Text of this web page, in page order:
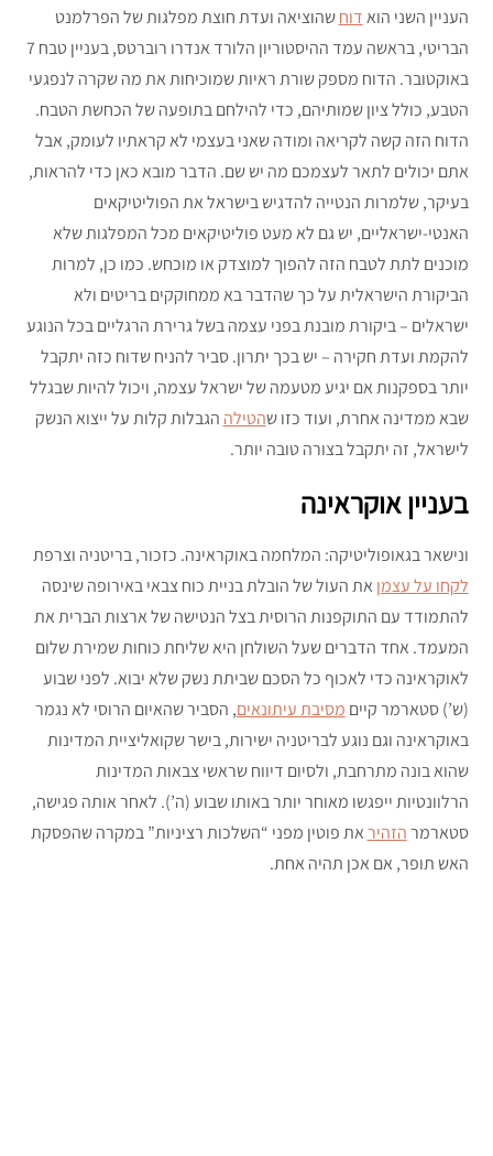
העניין השני הואדוחשהוציאה ועדת חוצת מפלגות של הפרלמנט
הבריטי, בראשה עמד ההיסטוריון הלורד אנדרו רוברטס, בעניין טבח 7
באוקטובר. הדוח מספק שורת ראיות שמוכיחות את מה שקרה לנפגעי
הטבע, כולל ציון שמותיהם, כדי להילחם בתופעה של הכחשת הטבח.
הדוח הזה קשה לקריאה ומודה שאני בעצמי לא קראתיו לעומק, אבל
אתם יכולים לתאר לעצמכם מה יש שם. הדבר מובא כאן כדי להראות,
בעיקר, שלמרות הנטייה להדגיש בישראל את הפוליטיקאים
האנטי-ישראליים, יש גם לא מעט פוליטיקאים מכל המפלגות שלא
מוכנים לתת לטבח הזה להפוך למוצדק או מוכחש. כמו כן, למרות
הביקורת הישראלית על כך שהדבר בא ממחוקקים בריטים ולא
ישראלים – ביקורת מובנת בפני עצמה בשל גרירת הרגליים בכל הנוגע
להקמת ועדת חקירה – יש בכך יתרון. סביר להניח שדוח כזה יתקבל
יותר בספקנות אם יגיע מטעמה של ישראל עצמה, ויכול להיות שבגלל
שבא ממדינה אחרת, ועוד כזו שהטילה הגבלות קלות על ייצוא הנשק
לישראל, זה יתקבל בצורה טובה יותר.
בעניין אוקראינה
ונישאר בגאופוליטיקה: המלחמה באוקראינה. כזכור, בריטניה וצרפת
לקחו על עצמן את העול של הובלת בניית כוח צבאי באירופה שינסה
להתמודד עם התוקפנות הרוסית בצל הנטישה של ארצות הברית את
המעמד. אחד הדברים שעל השולחן היא שליחת כוחות שמירת שלום
לאוקראינה כדי לאכוף כל הסכם שביתת נשק שלא יבוא. לפני שבוע
(ש’) סטארמר קיים מסיבת עיתונאים, הסביר שהאיום הרוסי לא נגמר
באוקראינה וגם נוגע לבריטניה ישירות, בישר שקואליציית המדינות
שהוא בונה מתרחבת, ולסיום דיווח שראשי צבאות המדינות
הרלוונטיות ייפגשו מאוחר יותר באותו שבוע (ה’). לאחר אותה פגישה,
סטארמרהזהיראת פוטין מפני “השלכות רציניות” במקרה שהפסקת
האש תופר, אם אכן תהיה אחת.